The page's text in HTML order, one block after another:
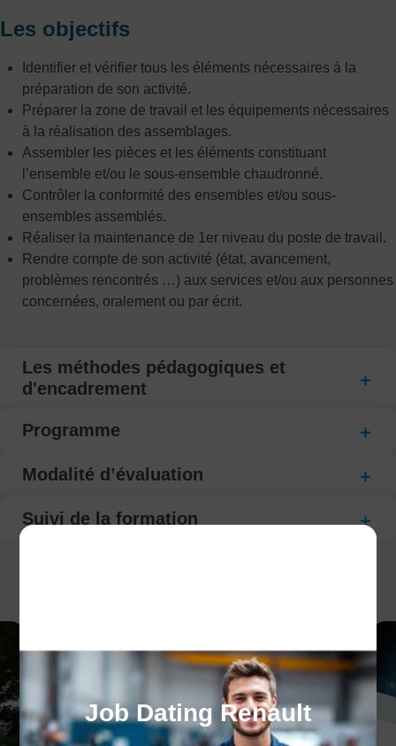
Job Dating Renault
Les objectifs
Identifier et vérifier tous les éléments nécessaires à la
préparation de son activité.
Préparer la zone de travail et les équipements nécessaires
à la réalisation des assemblages.
Assembler les pièces et les éléments constituant
l’ensemble et/ou le sous-ensemble chaudronné.
Contrôler la conformité des ensembles et/ou sous-
ensembles assemblés.
Réaliser la maintenance de 1er niveau du poste de travail.
Rendre compte de son activité (état, avancement,
problèmes rencontrés …) aux services et/ou aux personnes
concernées, oralement ou par écrit.
Les méthodes pédagogiques et
d'encadrement
Programme
Modalité d’évaluation
Suivi de la formation